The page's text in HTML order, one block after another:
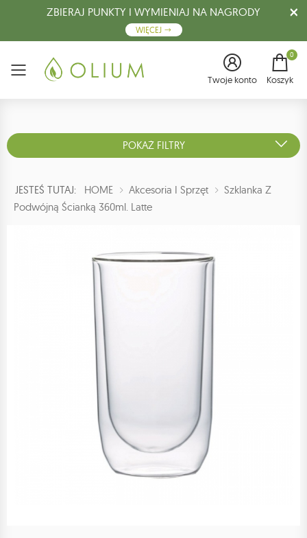
ZBIERAJ PUNKTY I WYMIENIAJ NA NAGRODY
WIĘCEJ
Menu Twoje konto
0
Koszyk
POKAŻ FILTRY
JESTEŚ TUTAJ: HOME Akcesoria I Sprzęt
Szklanka Z
Podwójną Ścianką 360ml. Latte